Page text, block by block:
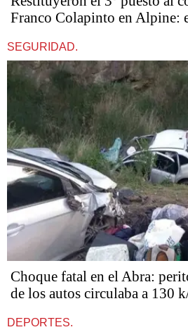
Franco Colapinto en Alpine:
SEGURIDAD.
Choque fatal en el Abra:
de los autos circulaba a 130
DEPORTES.